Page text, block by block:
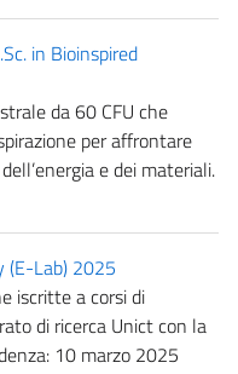
in Bioinspired
da 60 CFU che
per affrontare
e dei materiali.
(E-Lab) 2025
iscritte a corsi di
di ricerca Unict con la
10 marzo 2025